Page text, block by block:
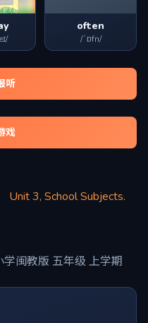
often
/ˈɒfn/
听
戏
Unit 3, School Subjects.
学闽教版 五年级 上学期